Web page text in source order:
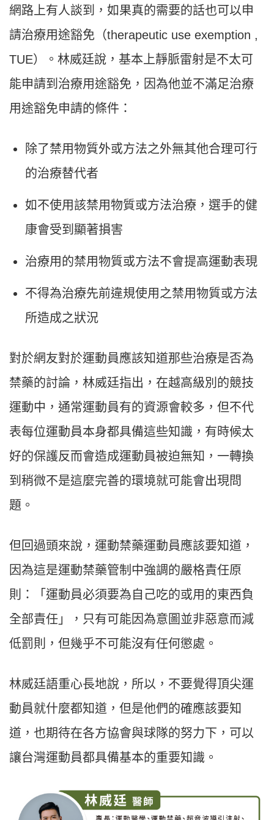
網路上有人談到，如果真的需要的話也可以申
請治療用途豁免（therapeutic use exemption ,
TUE）。林威廷說，基本上靜脈雷射是不太可
能申請到治療用途豁免，因為他並不滿足治療
用途豁免申請的條件：
除了禁用物質外或方法之外無其他合理可行
的治療替代者
如不使用該禁用物質或方法治療，選手的健
康會受到顯著損害
治療用的禁用物質或方法不會提高運動表現
不得為治療先前違規使用之禁用物質或方法
所造成之狀況
對於網友對於運動員應該知道那些治療是否為
禁藥的討論，林威廷指出，在越高級別的競技
運動中，通常運動員有的資源會較多，但不代
表每位運動員本身都具備這些知識，有時候太
好的保護反而會造成運動員被迫無知，一轉換
到稍微不是這麼完善的環境就可能會出現問
題。
但回過頭來說，運動禁藥運動員應該要知道，
因為這是運動禁藥管制中強調的嚴格責任原
則：「運動員必須要為自己吃的或用的東西負
全部責任」，只有可能因為意圖並非惡意而減
低罰則，但幾乎不可能沒有任何懲處。
林威廷語重心長地說，所以，不要覺得頂尖運
動員就什麼都知道，但是他們的確應該要知
道，也期待在各方協會與球隊的努力下，可以
讓台灣運動員都具備基本的重要知識。